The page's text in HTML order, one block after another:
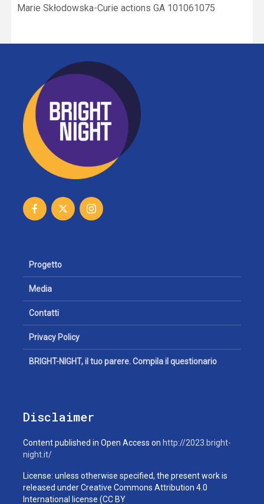
Marie Skłodowska-Curie actions GA 101061075
Progetto
Media
Contatti
Privacy Policy
BRIGHT-NIGHT, il tuo parere. Compila il questionario
Disclaimer
Content published in Open Access on http://2023.bright-
night.it/
License: unless otherwise specified, the present work is
released under Creative Commons Attribution 4.0
International license (CC BY